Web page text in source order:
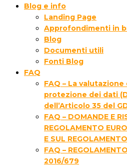
Blog e info
Landing Page
Approfondimenti in
Blog
Documenti utili
Fonti Blog
FAQ
FAQ – La
protezione dei dati
dell’Articolo 35 del
FAQ – DOMANDE E
REGOLAMENTO
E SUL
FAQ –
2016/679